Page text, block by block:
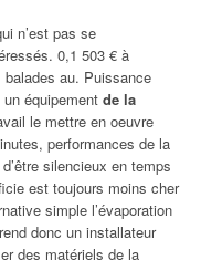
n’est pas se
0,1 503 € à
balades au. Puissance
équipement de la
le mettre en oeuvre
performances de la
silencieux en temps
est toujours moins cher
simple l’évaporation
donc un installateur
des matériels de la